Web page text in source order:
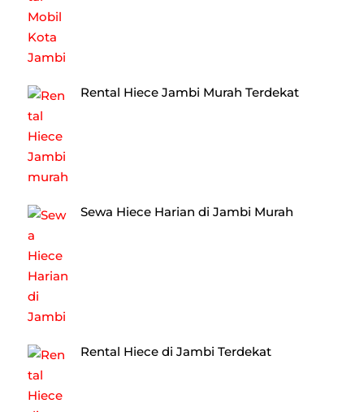
Rental Hiece Jambi Murah Terdekat
Sewa Hiece Harian di Jambi Murah
Rental Hiece di Jambi Terdekat